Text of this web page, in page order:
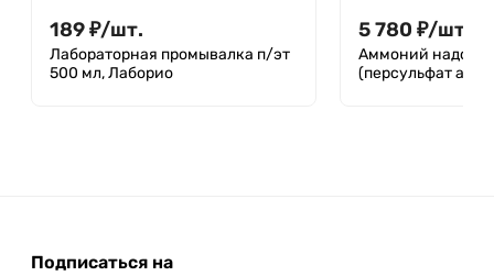
189₽/шт.
Лабораторная промывалка п/эт
500 мл, Лаборио
5 780 ₽/шт.
Аммоний
(персульфат
Подписаться на